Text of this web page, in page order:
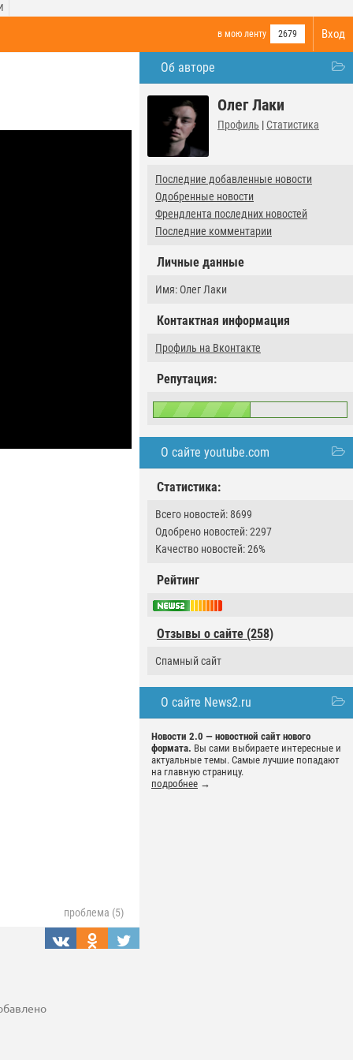
Вход
в мою ленту 2679
Об авторе
Олег Лаки
Профиль | Статистика
Последние добавленные новости
Одобренные новости
Френдлента последних новостей
Последние комментарии
Личные данные
Имя: Олег Лаки
Контактная информация
Профиль на Вконтакте
Репутация:
О сайте youtube.com
Статистика:
Всего новостей: 8699
Одобрено новостей: 2297
Качество новостей: 26%
Рейтинг
Отзывы о сайте (258)
Спамный сайт
О сайте News2.ru
Новости 2.0 — новостной сайт нового
формата. Вы сами выбираете интересные и
актуальные темы. Самые лучшие попадают
на главную страницу.
подробнее →
проблема (5)